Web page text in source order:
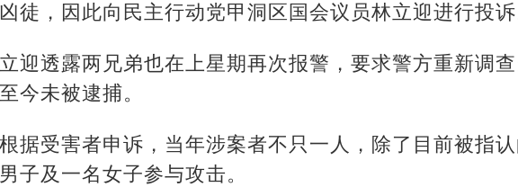
徒，因此向民主行动党甲洞区国会议员林立迎进行投诉
迎透露两兄弟也在上星期再次报警，要求警方重新调
今未被逮捕。
据受害者申诉，当年涉案者不只一人，除了目前被指
子及一名女子参与攻击。